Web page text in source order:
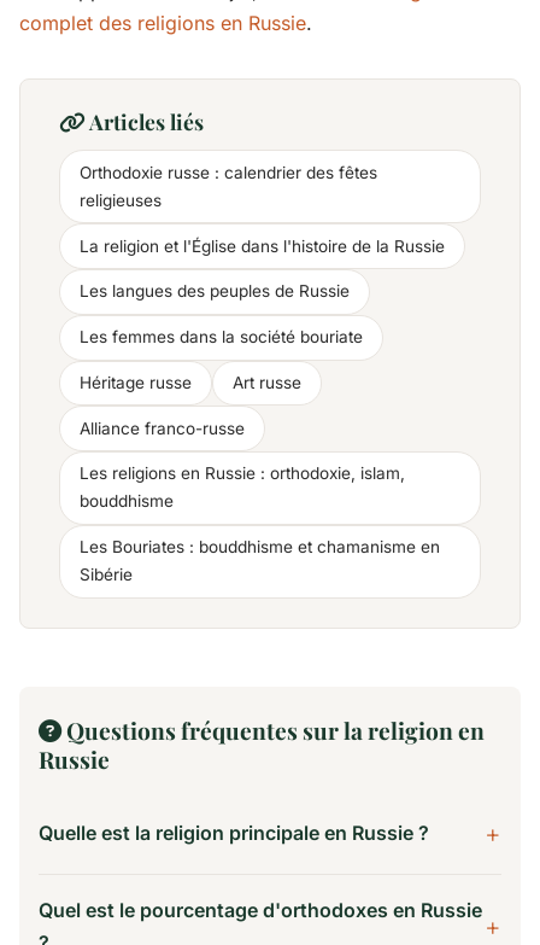
complet des religions en Russie.
Articles liés
Orthodoxie russe : calendrier des fêtes
religieuses
La religion et l'Église dans l'histoire de la Russie
Les langues des peuples de Russie
Les femmes dans la société bouriate
Héritage russe Art russe
Alliance franco-russe
Les religions en Russie : orthodoxie, islam,
bouddhisme
Les Bouriates : bouddhisme et chamanisme en
Sibérie
Questions fréquentes sur la religion en
Russie
Quelle est la religion principale en Russie ?
orthodoxe, pratiqué par environ 70 % de la
population croyante. L'Église orthodoxe russe,
Quel est le pourcentage d'orthodoxes en Russie